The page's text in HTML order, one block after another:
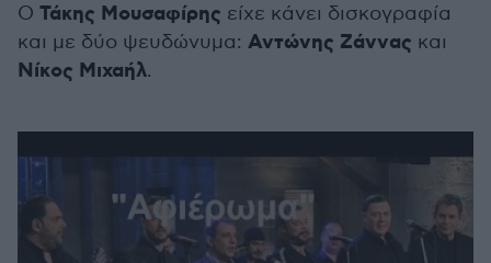
Ο Τάκης Μουσαφίρης είχε κάνει δισκογραφία
και με δύο ψευδώνυμα: Αντώνης Ζάννας και
Νίκος Μιχαήλ.